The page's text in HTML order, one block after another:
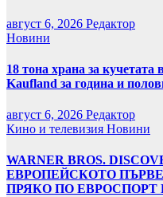
август 6, 2026 Редактор
Новини
18 тона храна за
Kaufland за година и
август 6, 2026 Редактор
Кино и телевизия Новини
WARNER BROS.
ЕВРОПЕЙСКОТО
ПРЯКО ПО ЕВРОСПОРТ